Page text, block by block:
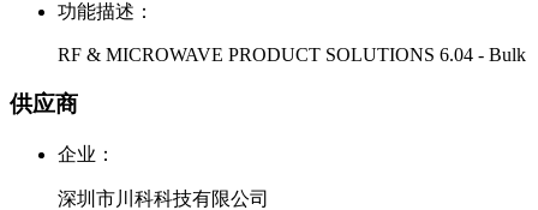
功能描述：
RF & MICROWAVE PRODUCT SOLUTIONS 6.04 - Bulk
供应商
企业：
深圳市川科科技有限公司